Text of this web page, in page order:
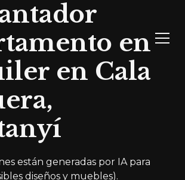
en
en Cala
están generadas por IA para
diseños y muebles).